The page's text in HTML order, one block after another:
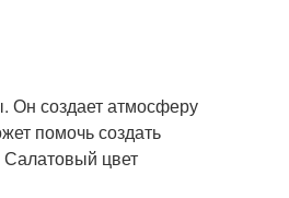
Он создает атмосферу
помочь создать
Салатовый цвет